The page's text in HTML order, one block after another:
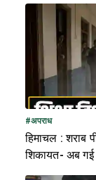
#अपराध
हिमाचल : शराब
शिकायत- अब गई